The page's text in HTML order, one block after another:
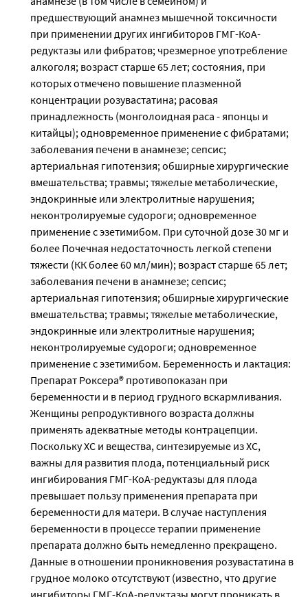
предшествующий анамнез мышечной токсичности
при применении других ингибиторов ГМГ-КоА-
редуктазы или фибратов; чрезмерное употребление
алкоголя; возраст старше 65 лет; состояния, при
которых отмечено повышение плазменной
концентрации розувастатина; расовая
принадлежность (монголоидная раса - японцы и
китайцы); одновременное применение с фибратами;
заболевания печени в анамнезе; сепсис;
артериальная гипотензия; обширные хирургические
вмешательства; травмы; тяжелые метаболические,
эндокринные или электролитные нарушения;
неконтролируемые судороги; одновременное
применение с эзетимибом. При суточной дозе 30 мг и
более Почечная недостаточность легкой степени
тяжести (КК более 60 мл/мин); возраст старше 65 лет;
заболевания печени в анамнезе; сепсис;
артериальная гипотензия; обширные хирургические
вмешательства; травмы; тяжелые метаболические,
эндокринные или электролитные нарушения;
неконтролируемые судороги; одновременное
применение с эзетимибом. Беременность и лактация:
Препарат Роксера® противопоказан при
беременности и в период грудного вскармливания.
Женщины репродуктивного возраста должны
применять адекватные методы контрацепции.
Поскольку ХС и вещества, синтезируемые из ХС,
важны для развития плода, потенциальный риск
ингибирования ГМГ-КоА-редуктазы для плода
превышает пользу применения препарата при
беременности для матери. В случае наступления
беременности в процессе терапии применение
препарата должно быть немедленно прекращено.
Данные в отношении проникновения розувастатина в
грудное молоко отсутствуют (известно, что другие
ингибиторы ГМГ-КоА-редуктазы могут проникать в